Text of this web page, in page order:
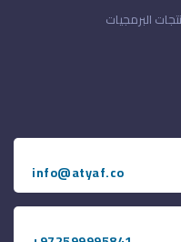
البرمجيات
info@atyaf.co